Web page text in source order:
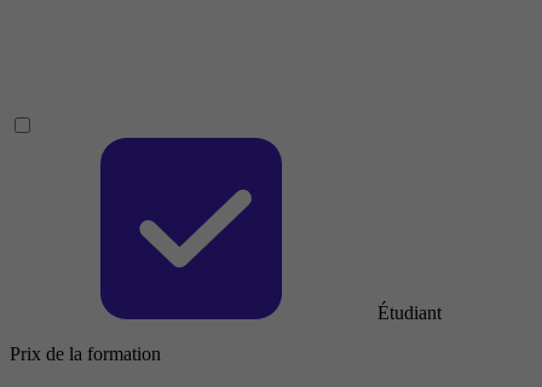
Étudiant
Prix de la formation